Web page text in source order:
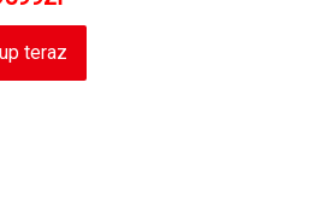
teraz